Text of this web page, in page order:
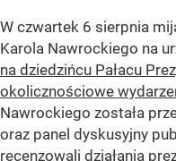
W czwartek 6 sierpnia
Karola Nawrockiego na
na dziedzińcu Pałacu
okolicznościowe
Nawrockiego została
oraz panel dyskusyjny
recenzowali działania